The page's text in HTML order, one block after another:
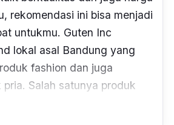
rekomendasi ini bisa menjadi
untukmu. Guten Inc
lokal asal Bandung yang
fashion dan juga
pria. Salah satunya produk